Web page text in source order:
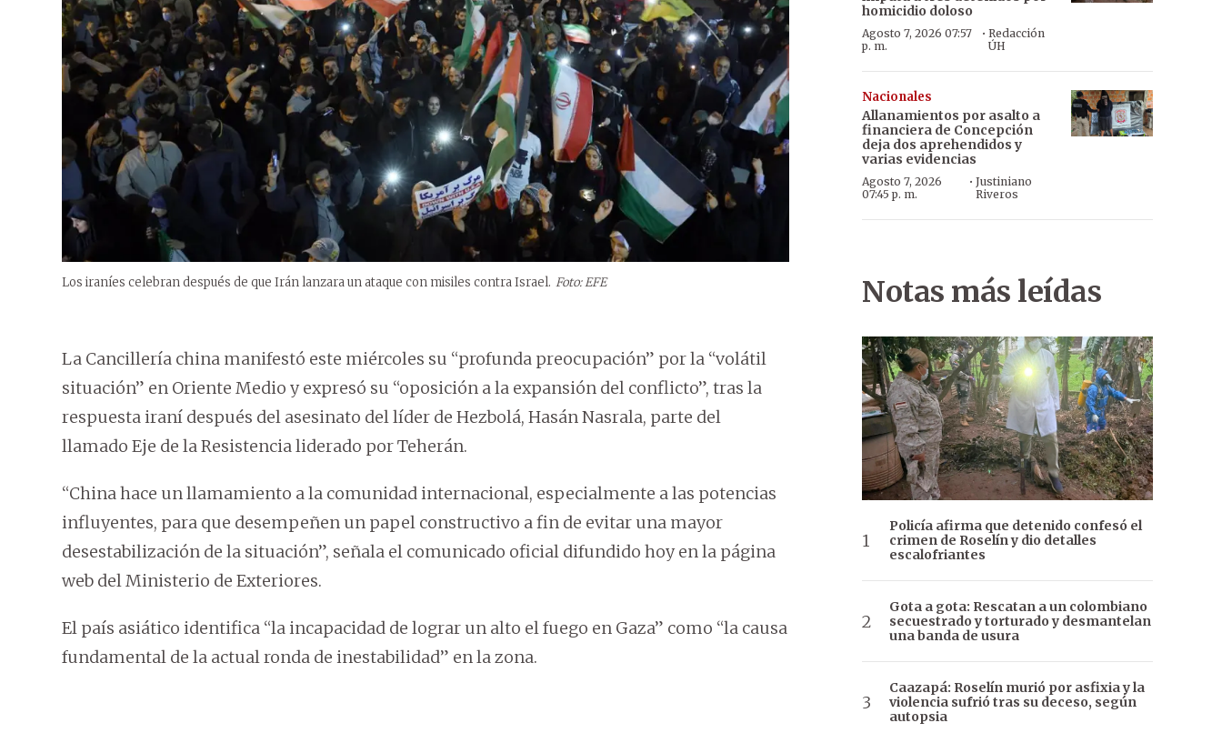
Los iraníes celebran después de que Irán lanzara un ataque con misiles contra Israel. Foto: EFE
La Cancillería china manifestó este miércoles su “profunda preocupación” por la “volátil
situación” en Oriente Medio y expresó su “oposición a la expansión del conflicto”, tras la
respuesta iraní después del asesinato del líder de Hezbolá, Hasán Nasrala, parte del
llamado Eje de la Resistencia liderado por Teherán.
“China hace un llamamiento a la comunidad internacional, especialmente a las potencias
influyentes, para que desempeñen un papel constructivo a fin de evitar una mayor
desestabilización de la situación”, señala el comunicado oficial difundido hoy en la página
web del Ministerio de Exteriores.
El país asiático identifica “la incapacidad de lograr un alto el fuego en Gaza” como “la causa
fundamental de la actual ronda de inestabilidad” en la zona.
homicidio doloso
Agosto 7, 2026 07:57
p. m.
· Redacción
ÚH
Nacionales
Allanamientos por asalto a
financiera de Concepción
deja dos aprehendidos y
varias evidencias
Agosto 7, 2026
07:45 p. m.
·Justiniano
Riveros
Notas más leídas
Policía afirma que detenido confesó el
crimen de Roselín y dio detalles
escalofriantes
Gota a gota: Rescatan a un colombiano
secuestrado y torturado y desmantelan
una banda de usura
Caazapá: Roselín murió por asfixia y la
violencia sufrió tras su deceso, según
autopsia